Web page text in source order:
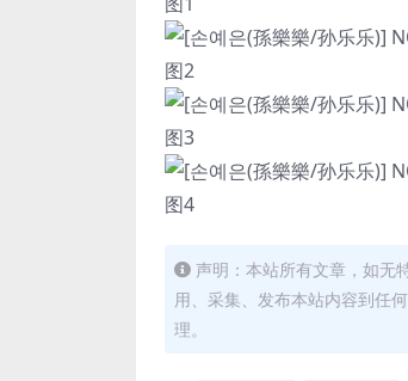
声明：本站所有文章，如无
用、采集、发布本站内容到任
理。